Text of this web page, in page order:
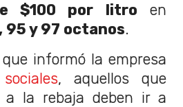
$100 por litro en
95 y 97 octanos.
informó la empresa
, aquellos que
a la rebaja deben ir a